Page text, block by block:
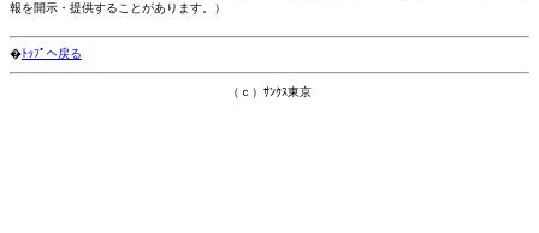
報を開示・提供することがあります。）
�ﾄｯﾌﾟへ戻る
（ｃ）ｻﾝｸｽ東京